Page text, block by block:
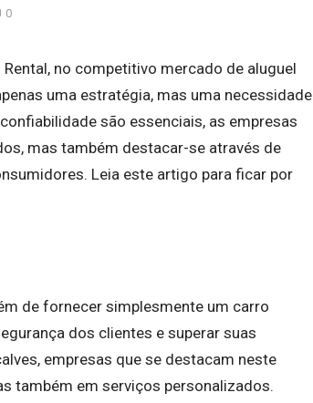
0
no competitivo mercado de aluguel
uma estratégia, mas uma necessidade
são essenciais, as empresas
mas também destacar-se através de
Leia este artigo para ficar por
de fornecer simplesmente um carro
dos clientes e superar suas
empresas que se destacam neste
também em serviços personalizados.